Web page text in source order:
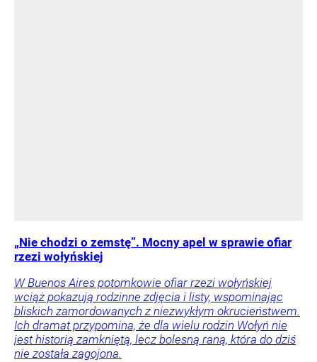
„Nie chodzi o zemstę”. Mocny apel w sprawie ofiar
rzezi wołyńskiej
W Buenos Aires potomkowie ofiar rzezi wołyńskiej
wciąż pokazują rodzinne zdjęcia i listy, wspominając
bliskich zamordowanych z niezwykłym okrucieństwem.
Ich dramat przypomina, że dla wielu rodzin Wołyń nie
jest historią zamkniętą, lecz bolesną raną, która do dziś
nie została zagojona.